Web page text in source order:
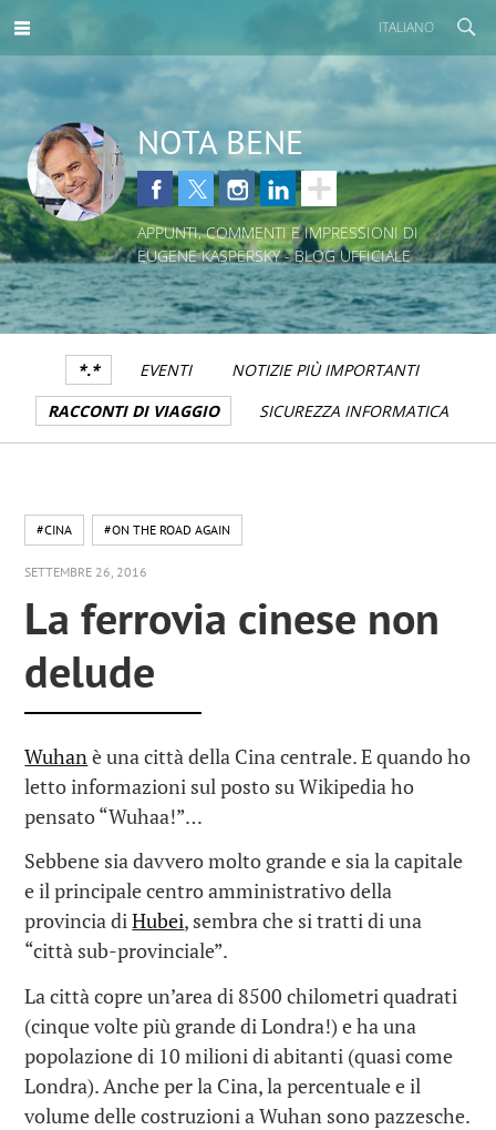
ITALIANO
NOTA BENE
APPUNTI, COMMENTI E IMPRESSIONI DI
EUGENE KASPERSKY - BLOG UFFICIALE
*.* EVENTI
NOTIZIE PIÙ IMPORTANTI
RACCONTI DI VIAGGIO
SICUREZZA INFORMATICA
#CINA #ON THE ROAD AGAIN
SETTEMBRE 26, 2016
La ferrovia cinese non
delude
Wuhanè una città della Cina centrale. E quando ho
letto informazioni sul posto su Wikipedia ho
pensato “Wuhaa!”…
Sebbene sia davvero molto grande e sia la capitale
e il principale centro amministrativo della
provincia diHubei, sembra che si tratti di una
“città sub-provinciale”.
La città copre un’area di 8500 chilometri quadrati
(cinque volte più grande di Londra!) e ha una
popolazione di 10 milioni di abitanti (quasi come
Londra). Anche per la Cina, la percentuale e il
volume delle costruzioni a Wuhan sono pazzesche.